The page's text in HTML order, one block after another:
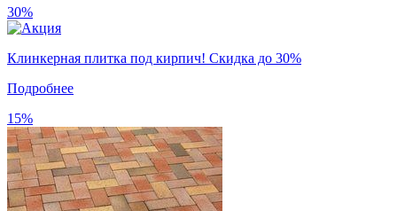
30%
Клинкерная плитка под кирпич! Скидка до 30%
Подробнее
15%